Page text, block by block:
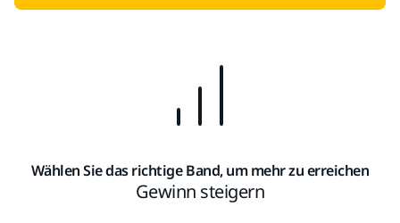
Wählen Sie das richtige Band, um mehr zu erreichen
Gewinn steigern